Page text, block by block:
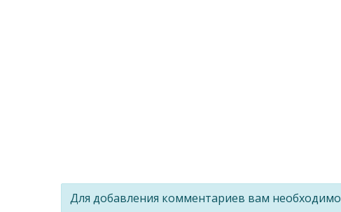
Для добавления комментариев вам необходимо